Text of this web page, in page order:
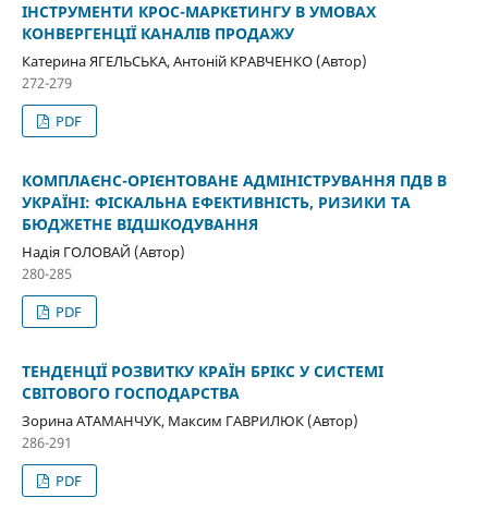
ІНСТРУМЕНТИ КРОС-МАРКЕТИНГУ В УМОВАХ
КОНВЕРГЕНЦІЇ КАНАЛІВ ПРОДАЖУ
Катерина ЯГЕЛЬСЬКА, Антоній КРАВЧЕНКО (Автор)
272-279
PDF
КОМПЛАЄНС-ОРІЄНТОВАНЕ АДМІНІСТРУВАННЯ ПДВ В
УКРАЇНІ: ФІСКАЛЬНА ЕФЕКТИВНІСТЬ, РИЗИКИ ТА
БЮДЖЕТНЕ ВІДШКОДУВАННЯ
Надія ГОЛОВАЙ (Автор)
280-285
PDF
ТЕНДЕНЦІЇ РОЗВИТКУ КРАЇН БРІКС У СИСТЕМІ
СВІТОВОГО ГОСПОДАРСТВА
Зорина АТАМАНЧУК, Максим ГАВРИЛЮК (Автор)
286-291
PDF